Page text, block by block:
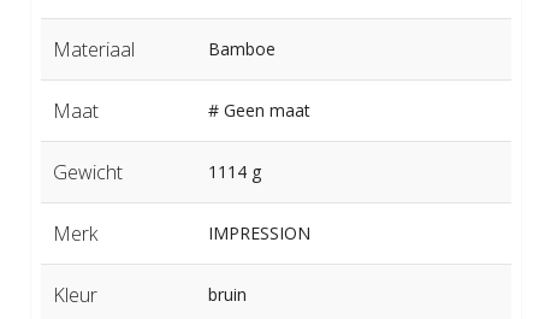
Materiaal Bamboe
Maat # Geen maat
Gewicht 1114 g
Merk IMPRESSION
Kleur bruin